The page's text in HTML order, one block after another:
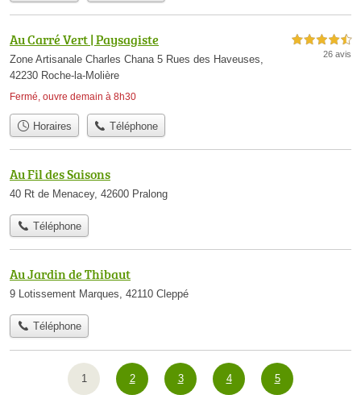
Au Carré Vert | Paysagiste
Zone Artisanale Charles Chana 5 Rues des Haveuses,
42230 Roche-la-Molière
Fermé, ouvre demain à 8h30
4,5 étoiles sur 5
26 avis
Horaires Téléphone
Au Fil des Saisons
40 Rt de Menacey, 42600 Pralong
Téléphone
Au Jardin de Thibaut
9 Lotissement Marques, 42110 Cleppé
Téléphone
1 2 3 4 5